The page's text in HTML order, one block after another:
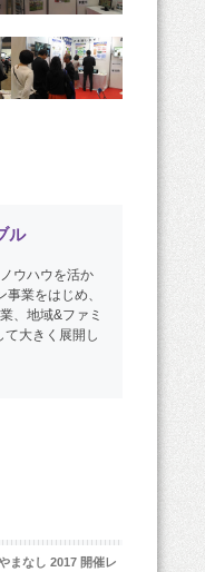
ル
ウハウを活か
業をはじめ、
、地域&ファミ
て大きく展開し
まなし 2017 開催レ